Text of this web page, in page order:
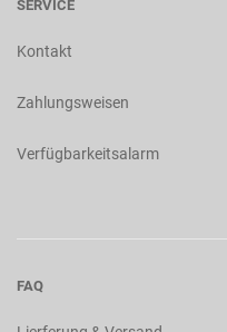
SERVICE
Kontakt
Zahlungsweisen
Verfügbarkeitsalarm
FAQ